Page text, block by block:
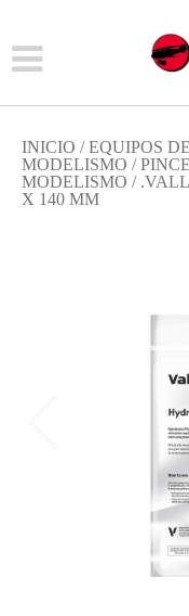
INICIO /EQUIPOS
MODELISMO /
MODELISMO /
X 140 MM